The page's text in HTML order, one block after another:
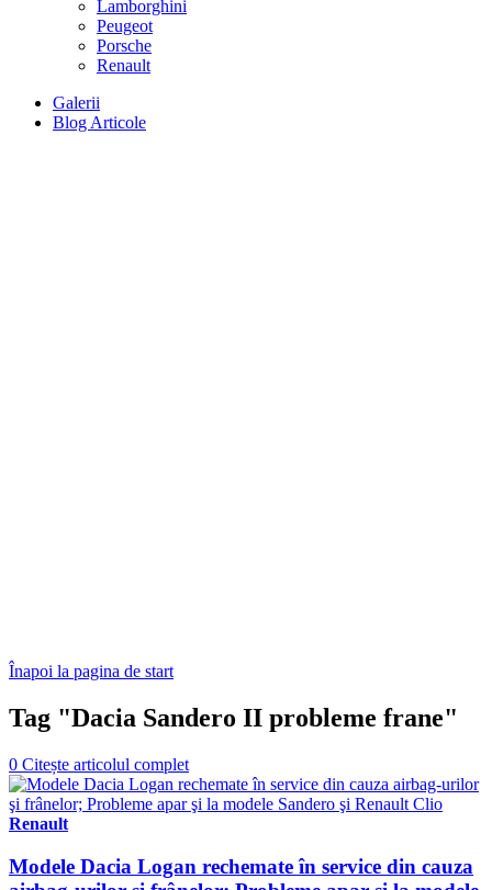
Lamborghini
Peugeot
Porsche
Renault
Galerii
Blog Articole
Înapoi la pagina de start
Tag "Dacia Sandero II probleme frane"
0 Citește articolul complet
Renault
Modele Dacia Logan rechemate în service din cauza